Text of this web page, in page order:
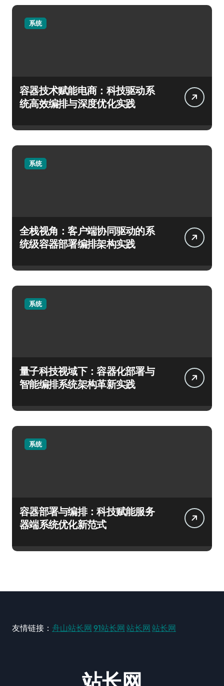
系统
容器技术赋能电商：科技驱动系
统高效编排与深度优化实践
系统
全栈视角：客户端协同驱动的系
统级容器部署编排架构实践
系统
量子科技视域下：容器化部署与
智能编排系统架构革新实践
系统
容器部署与编排：科技赋能服务
器端系统优化新范式
友情链接： 舟山站长网 91站长网 站长网 站长网
站长网